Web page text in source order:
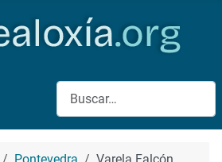
Buscar